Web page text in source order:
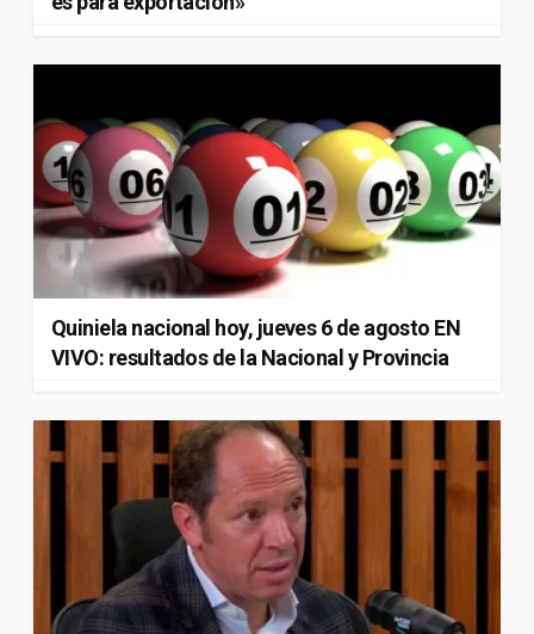
Quiniela nacional hoy, jueves 6 de agosto EN
VIVO: resultados de la Nacional y Provincia